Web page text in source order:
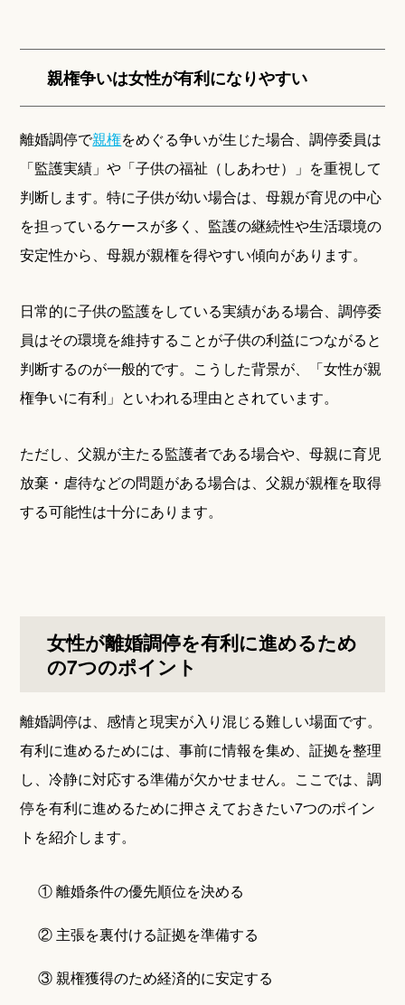
親権争いは女性が有利になりやすい
離婚調停で親権をめぐる争いが生じた場合、調停委員は
「監護実績」や「子供の福祉（しあわせ）」を重視して
判断します。特に子供が幼い場合は、母親が育児の中心
を担っているケースが多く、監護の継続性や生活環境の
安定性から、母親が親権を得やすい傾向があります。
日常的に子供の監護をしている実績がある場合、調停委
員はその環境を維持することが子供の利益につながると
判断するのが一般的です。こうした背景が、「女性が親
権争いに有利」といわれる理由とされています。
ただし、父親が主たる監護者である場合や、母親に育児
放棄・虐待などの問題がある場合は、父親が親権を取得
する可能性は十分にあります。
女性が離婚調停を有利に進めるため
の7つのポイント
離婚調停は、感情と現実が入り混じる難しい場面です。
有利に進めるためには、事前に情報を集め、証拠を整理
し、冷静に対応する準備が欠かせません。ここでは、調
停を有利に進めるために押さえておきたい7つのポイン
トを紹介します。
① 離婚条件の優先順位を決める
② 主張を裏付ける証拠を準備する
③ 親権獲得のため経済的に安定する